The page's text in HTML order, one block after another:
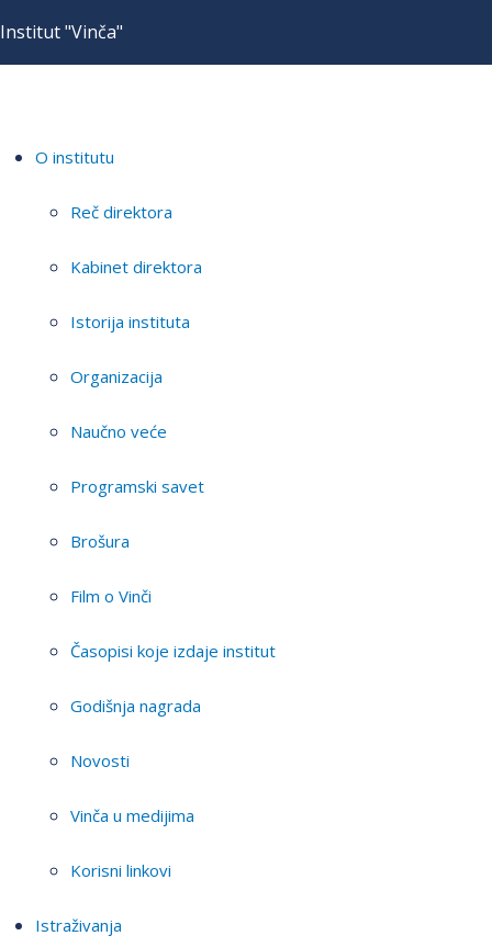
Institut "Vinča"
O institutu
Reč direktora
Kabinet direktora
Istorija instituta
Organizacija
Naučno veće
Programski savet
Brošura
Film o Vinči
Časopisi koje izdaje institut
Godišnja nagrada
Novosti
Vinča u medijima
Korisni linkovi
Istraživanja